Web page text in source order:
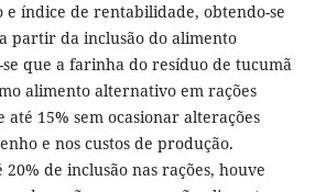
índice de rentabilidade, obtendo-se
partir da inclusão do alimento
que a farinha do resíduo de tucumã
alimento alternativo em rações
15% sem ocasionar alterações
e nos custos de produção.
de inclusão nas rações, houve